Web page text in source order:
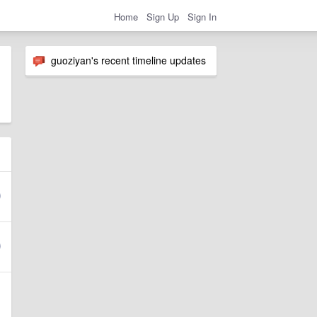
Home Sign Up Sign In
guoziyan's recent timeline updates